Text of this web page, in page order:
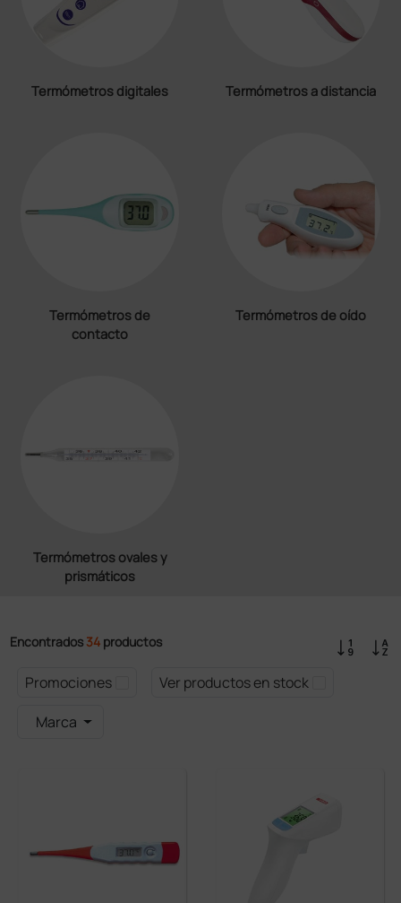
Termómetros digitales Termómetros a distancia
Termómetros de
contacto
Termómetros de oído
Termómetros ovales y
prismáticos
Encontrados 34 productos
Promociones
Ver productos en stock
Marca